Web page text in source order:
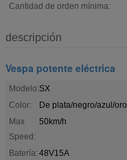
Cantidad de orden mínima:
descripción
Vespa potente eléctrica
Modelo:SX
Color:
De plata/negro/azul/oro
Max
Speed:
50km/h
Batería: 48V15A